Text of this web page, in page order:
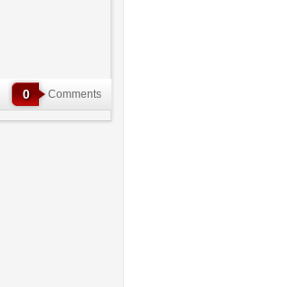
0 Comments